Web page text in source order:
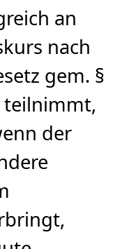
an
nach
gem. §
teilnimmt,
der